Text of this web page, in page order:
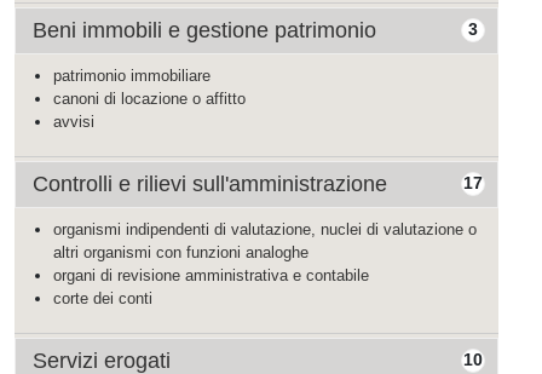
3
Beni immobili e gestione patrimonio
patrimonio immobiliare
canoni di locazione o affitto
avvisi
17
Controlli e rilievi sull'amministrazione
organismi indipendenti di valutazione, nuclei di valutazione o
altri organismi con funzioni analoghe
organi di revisione amministrativa e contabile
corte dei conti
10
Servizi erogati